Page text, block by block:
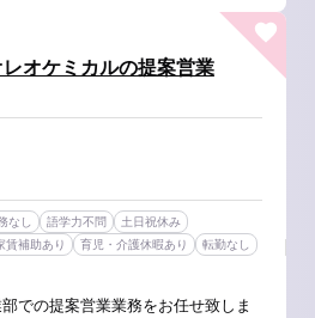
オケミカルの提案営業
なし 語学力不問
土日祝休み
賃補助あり 育児・介護休暇あり
転勤なし
での提案営業業務をお任せ致しま